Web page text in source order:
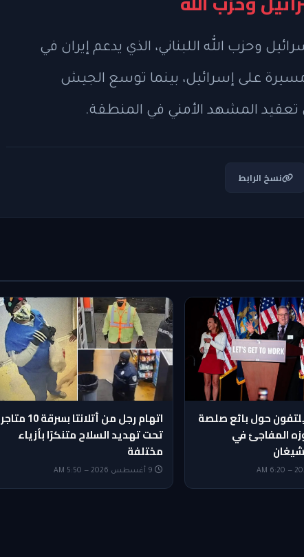
وحزب الله اللبناني، الذي يدعم إيران في
على إسرائيل، بينما توسع الجيش
تعقيد المشهد الأمني في المنطقة.
نسخ الرابط
حول بائع صلصة
المفاجئ في
اتهام رجل من أتلانتا بسرقة 10 متاجر
تحت تهديد السلاح متنكرًا بأزياء
مختلفة
9 أغسطس 2026 — 5:50 AM